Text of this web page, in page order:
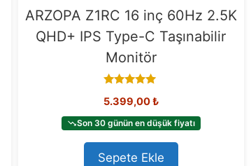
ARZOPA Z1RC 16 inç 60Hz 2.5K
QHD+ IPS Type-C Taşınabilir
Monitör
out of 5
5.399,00₺
Son 30 günün en düşük fiyatı
Sepete Ekle